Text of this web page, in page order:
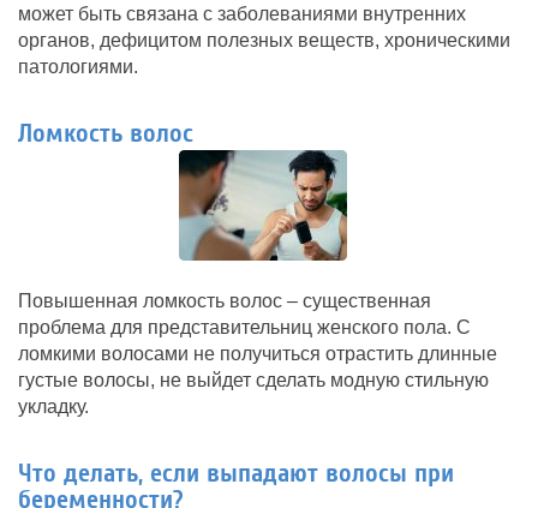
может быть связана с заболеваниями внутренних
органов, дефицитом полезных веществ, хроническими
патологиями.
Ломкость волос
Повышенная ломкость волос – существенная
проблема для представительниц женского пола. С
ломкими волосами не получиться отрастить длинные
густые волосы, не выйдет сделать модную стильную
укладку.
Что делать, если выпадают волосы при
беременности?